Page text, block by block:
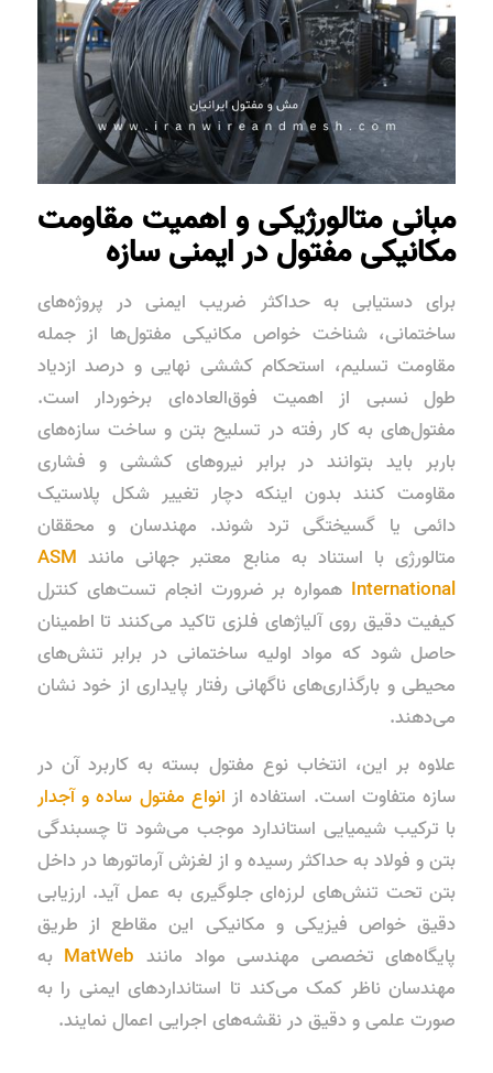
مبانی متالورژیکی و اهمیت مقاومت
مکانیکی مفتول در ایمنی سازه
برای دستیابی به حداکثر ضریب ایمنی در پروژه‌های
ساختمانی، شناخت خواص مکانیکی مفتول‌ها از جمله
مقاومت تسلیم، استحکام کششی نهایی و درصد ازدیاد
طول نسبی از اهمیت فوق‌العاده‌ای برخوردار است.
مفتول‌های به کار رفته در تسلیح بتن و ساخت سازه‌های
باربر باید بتوانند در برابر نیروهای کششی و فشاری
مقاومت کنند بدون اینکه دچار تغییر شکل پلاستیک
دائمی یا گسیختگی ترد شوند. مهندسان و محققان
متالورژی با استناد به منابع معتبر جهانی مانند ASM
International همواره بر ضرورت انجام تست‌های کنترل
کیفیت دقیق روی آلیاژهای فلزی تاکید می‌کنند تا اطمینان
حاصل شود که مواد اولیه ساختمانی در برابر تنش‌های
محیطی و بارگذاری‌های ناگهانی رفتار پایداری از خود نشان
می‌دهند.
علاوه بر این، انتخاب نوع مفتول بسته به کاربرد آن در
سازه متفاوت است. استفاده از انواع مفتول ساده و آجدار
با ترکیب شیمیایی استاندارد موجب می‌شود تا چسبندگی
بتن و فولاد به حداکثر رسیده و از لغزش آرماتورها در داخل
بتن تحت تنش‌های لرزه‌ای جلوگیری به عمل آید. ارزیابی
دقیق خواص فیزیکی و مکانیکی این مقاطع از طریق
پایگاه‌های تخصصی مهندسی مواد مانند MatWeb به
مهندسان ناظر کمک می‌کند تا استانداردهای ایمنی را به
صورت علمی و دقیق در نقشه‌های اجرایی اعمال نمایند.